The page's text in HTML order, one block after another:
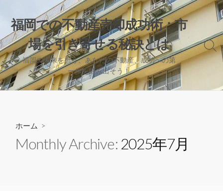
ン
ツ
へ
ス
キ
福岡での不動産売却成功術：市
場を引き寄せる秘訣とは
福岡の未来を担う、あなたの不動産、成功への第
一歩を踏み出そう！
検
索
替
ホーム >
Monthly Archive: 2025年7月